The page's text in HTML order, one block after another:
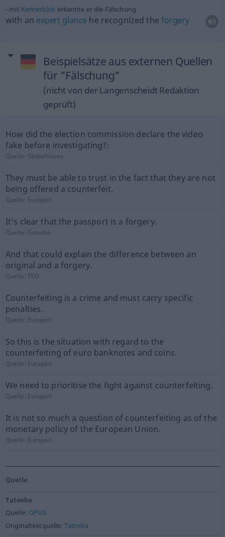
mit Kennerblick erkannte er die Fälschung
with an expert glance he recognized the forgery
Beispielsätze aus externen Quellen
für "Fälschung"
(nicht von der Langenscheidt Redaktion
geprüft)
How did the election commission declare the video
fake before investigating?:
Quelle: GlobalVoices
They must be able to trust in the fact that they are not
being offered a counterfeit.
Quelle: Europarl
It's clear that the passport is a forgery.
Quelle:Tatoeba
And that could explain the difference between an
original and a forgery.
Quelle:TED
Counterfeiting is a crime and must carry specific
penalties.
Quelle: Europarl
So this is the situation with regard to the
counterfeiting of euro banknotes and coins.
Quelle: Europarl
We need to prioritise the fight against counterfeiting.
Quelle: Europarl
It is not so much a question of counterfeiting as of the
monetary policy of the European Union.
Quelle: Europarl
Quelle
Tatoeba
Quelle: OPUS
Originaltextquelle: Tatoeba